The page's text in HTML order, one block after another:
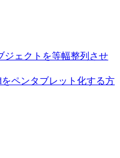
ジェクトを等幅整列させ
をペンタブレット化する方